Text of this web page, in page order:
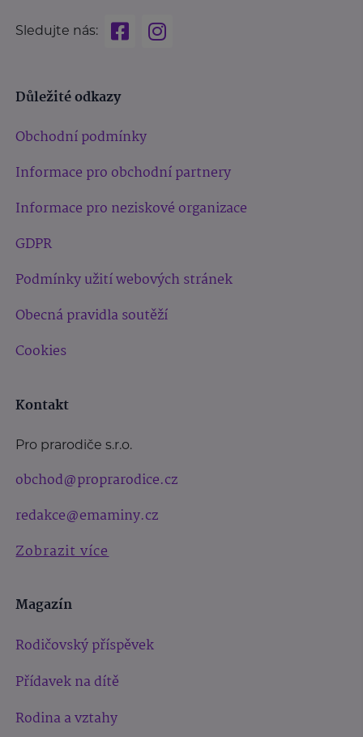
Sledujte nás:
Důležité odkazy
Obchodní podmínky
Informace pro obchodní partnery
Informace pro neziskové organizace
GDPR
Podmínky užití webových stránek
Obecná pravidla soutěží
Cookies
Kontakt
Pro prarodiče s.r.o.
obchod@proprarodice.cz
redakce@emaminy.cz
Zobrazit více
Magazín
Rodičovský příspěvek
Přídavek na dítě
Rodina a vztahy